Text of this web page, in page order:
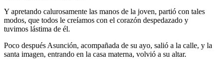
Y apretando calurosamente las manos de la joven, partió con tales
modos, que todos le creíamos con el corazón despedazado y
tuvimos lástima de él.
Poco después Asunción, acompañada de su ayo, salió a la calle, y la
santa imagen, entrando en la casa materna, volvió a su altar.